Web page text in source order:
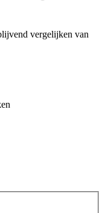
vergelijken van